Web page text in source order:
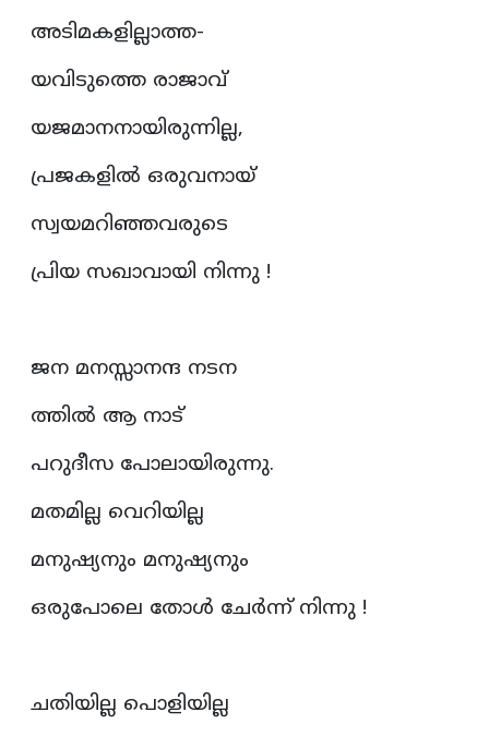
അടിമകളില്ലാത്ത-
യവിടുത്തെ രാജാവ്
യജമാനനായിരുന്നില്ല,
പ്രജകളിൽ ഒരുവനായ്
സ്വയമറിഞ്ഞവരുടെ
പ്രിയ സഖാവായി നിന്നു !
ജന മനസ്സാനന്ദ നടന
ത്തിൽ ആ നാട്
പറുദീസ പോലായിരുന്നു.
മതമില്ല വെറിയില്ല
മനുഷ്യനും മനുഷ്യനും
ഒരുപോലെ തോൾ ചേർന്ന് നിന്നു !
ചതിയില്ല പൊളിയില്ല